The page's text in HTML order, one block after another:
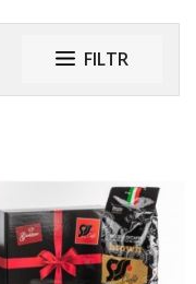
FILTR